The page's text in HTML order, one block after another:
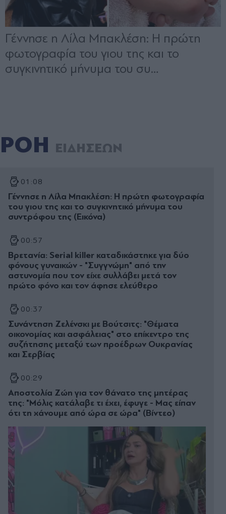
ΡΟΗ ΕΙΔΗΣΕΩΝ
01:08
Γέννησε η Λίλα Μπακλέση: Η πρώτη φωτογραφία
του γιου της και το συγκινητικό μήνυμα του
συντρόφου της (Εικόνα)
00:57
Βρετανία: Serial killer καταδικάστηκε για δύο
φόνους γυναικών - "Συγγνώμη" από την
αστυνομία που τον είχε συλλάβει μετά τον
πρώτο φόνο και τον άφησε ελεύθερο
00:37
Συνάντηση Ζελένσκι με Βούτσιτς: "Θέματα
οικονομίας και ασφάλειας" στο επίκεντρο της
συζήτησης μεταξύ των προέδρων Ουκρανίας
και Σερβίας
00:29
Αποστολία Ζώη για τον θάνατο της μητέρας
της: "Μόλις κατάλαβε τι έχει, έφυγε - Μας είπαν
ότι τη χάνουμε από ώρα σε ώρα" (Βίντεο)